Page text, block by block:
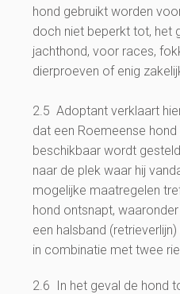
hond gebruikt worden
doch niet beperkt tot, het
jachthond, voor races,
dierproeven of enig
2.5 Adoptant verklaart
dat een Roemeense
beschikbaar wordt
naar de plek waar hij
mogelijke maatregelen
hond ontsnapt,
een halsband
in combinatie met twee
2.6 In het geval de hond